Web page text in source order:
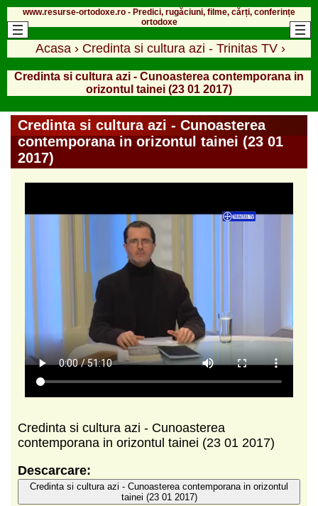
www.resurse-ortodoxe.ro - Predici, rugăciuni, filme, cărți, conferințe
ortodoxe
Acasa › Credinta si cultura azi - Trinitas TV ›
Credinta si cultura azi - Cunoasterea contemporana in
orizontul tainei (23 01 2017)
Credinta si cultura azi - Cunoasterea
contemporana in orizontul tainei (23 01
2017)
Credinta si cultura azi - Cunoasterea
contemporana in orizontul tainei (23 01 2017)
Descarcare:
Credinta si cultura azi - Cunoasterea contemporana in orizontul
tainei (23 01 2017)